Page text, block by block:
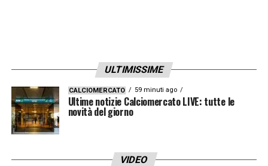
ULTIMISSIME
CALCIOMERCATO 59 minuti ago
Ultime notizie Calciomercato LIVE: tutte le
novità del giorno
VIDEO